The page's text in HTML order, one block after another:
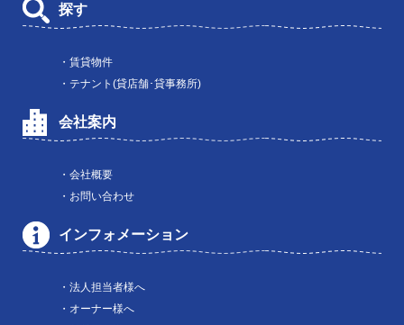
探す
・賃貸物件
・テナント(貸店舗･貸事務所)
会社案内
・会社概要
・お問い合わせ
インフォメーション
・法人担当者様へ
・オーナー様へ